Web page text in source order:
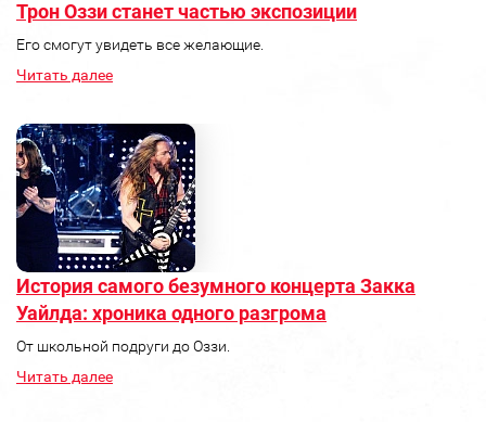
Трон Оззи станет частью экспозиции
Его смогут увидеть все желающие.
Читать далее
История самого безумного концерта Закка
Уайлда: хроника одного разгрома
От школьной подруги до Оззи.
Читать далее